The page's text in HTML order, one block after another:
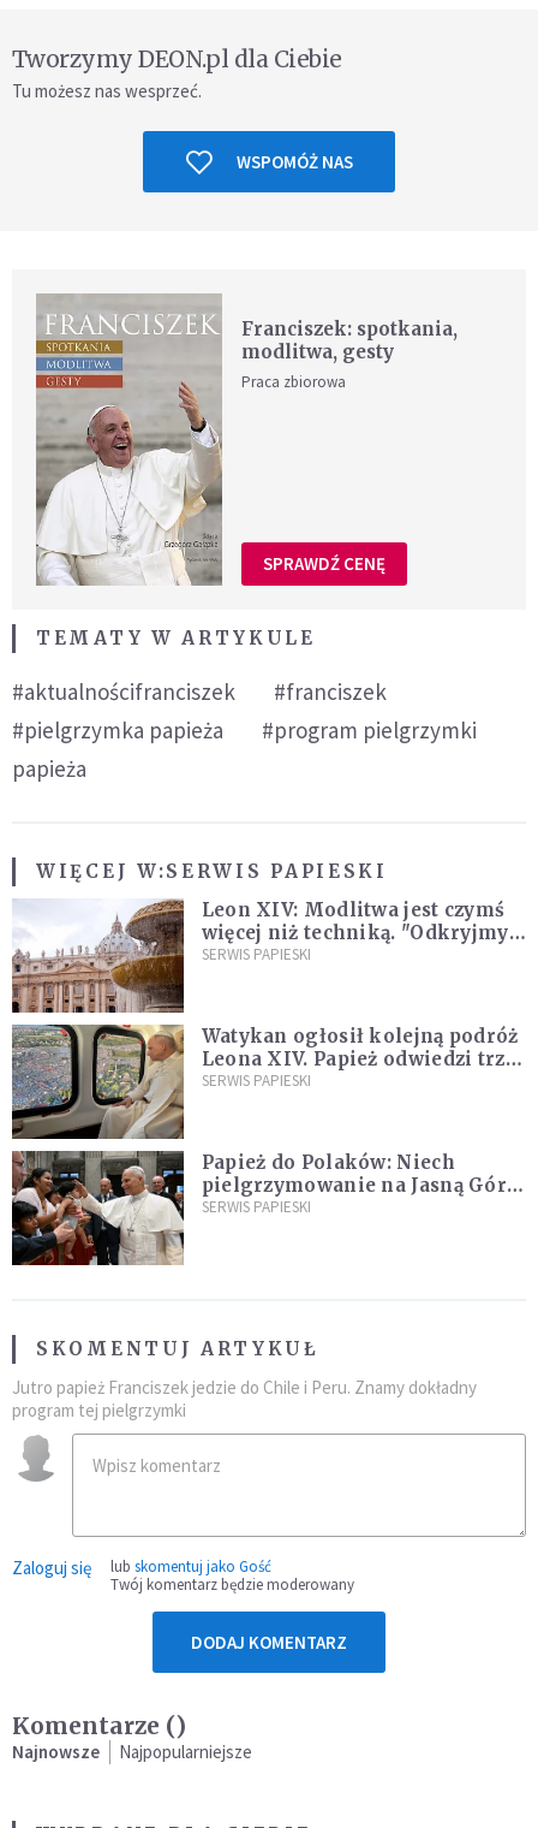
Tworzymy DEON.pl dla Ciebie
Tu możesz nas wesprzeć.
WSPOMÓŻ NAS
Franciszek: spotkania,
modlitwa, gesty
Praca zbiorowa
SPRAWDŹ CENĘ
TEMATY W ARTYKULE
#aktualnościfranciszek
#franciszek
#pielgrzymka papieża
#program pielgrzymki
papieża
WIĘCEJ W:SERWIS PAPIESKI
Leon XIV: Modlitwa jest czymś
więcej niż techniką. "Odkryjmy
ją na nowo"
SERWIS PAPIESKI
Watykan ogłosił kolejną podróż
Leona XIV. Papież odwiedzi trzy
kraje Ameryki Południowej
SERWIS PAPIESKI
Papież do Polaków: Niech
pielgrzymowanie na Jasną Górę
umocni wiarę i nadzieję
SERWIS PAPIESKI
SKOMENTUJ ARTYKUŁ
Jutro papież Franciszek jedzie do Chile i Peru. Znamy dokładny
program tej pielgrzymki
Zaloguj się lub skomentuj jako Gość
Twój komentarz będzie moderowany
DODAJ KOMENTARZ
Komentarze ()
Najnowsze Najpopularniejsze